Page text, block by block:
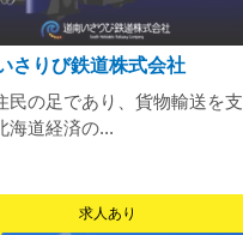
さりび鉄道株式会社
民の足であり、貨物輸送を支
海道経済の...
求人あり